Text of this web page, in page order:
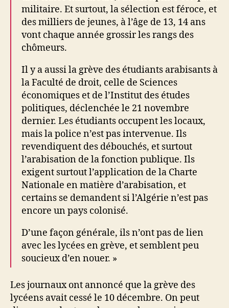
militaire. Et surtout, la sélection est féroce, et
des milliers de jeunes, à l’âge de 13, 14 ans
vont chaque année grossir les rangs des
chômeurs.
Il y a aussi la grève des étudiants arabisants à
la Faculté de droit, celle de Sciences
économiques et de l’Institut des études
politiques, déclenchée le 21 novembre
dernier. Les étudiants occupent les locaux,
mais la police n’est pas intervenue. Ils
revendiquent des débouchés, et surtout
l’arabisation de la fonction publique. Ils
exigent surtout l’application de la Charte
Nationale en matière d’arabisation, et
certains se demandent si l’Algérie n’est pas
encore un pays colonisé.
D’une façon générale, ils n’ont pas de lien
avec les lycées en grève, et semblent peu
soucieux d’en nouer. »
Les journaux ont annoncé que la grève des
lycéens avait cessé le 10 décembre. On peut